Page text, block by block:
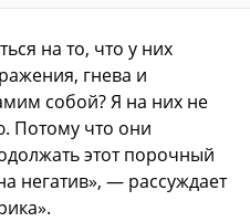
на то, что у них
гнева и
собой? Я на них не
Потому что они
этот порочный
негатив», — рассуждает